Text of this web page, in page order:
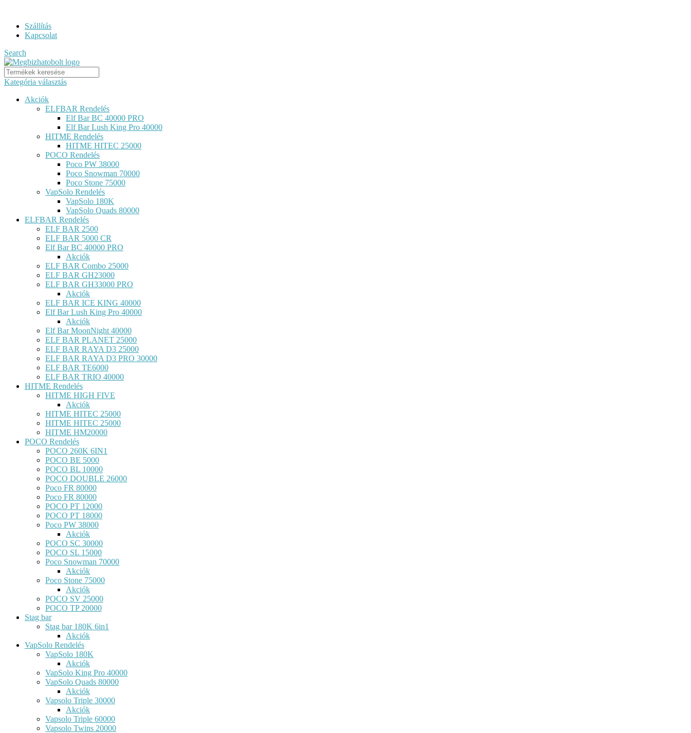
Szállítás
Kapcsolat
Search
Kategória választás
Akciók
ELFBAR Rendelés
Elf Bar BC 40000 PRO
Elf Bar Lush King Pro 40000
HITME Rendelés
HITME HITEC 25000
POCO Rendelés
Poco PW 38000
Poco Snowman 70000
Poco Stone 75000
VapSolo Rendelés
VapSolo 180K
VapSolo Quads 80000
ELFBAR Rendelés
ELF BAR 2500
ELF BAR 5000 CR
Elf Bar BC 40000 PRO
Akciók
ELF BAR Combo 25000
ELF BAR GH23000
ELF BAR GH33000 PRO
Akciók
ELF BAR ICE KING 40000
Elf Bar Lush King Pro 40000
Akciók
Elf Bar MoonNight 40000
ELF BAR PLANET 25000
ELF BAR RAYA D3 25000
ELF BAR RAYA D3 PRO 30000
ELF BAR TE6000
ELF BAR TRIO 40000
HITME Rendelés
HITME HIGH FIVE
Akciók
HITME HITEC 25000
HITME HITEC 25000
HITME HM20000
POCO Rendelés
POCO 260K 6IN1
POCO BE 5000
POCO BL 10000
POCO DOUBLE 26000
Poco FR 80000
Poco FR 80000
POCO PT 12000
POCO PT 18000
Poco PW 38000
Akciók
POCO SC 30000
POCO SL 15000
Poco Snowman 70000
Akciók
Poco Stone 75000
Akciók
POCO SV 25000
POCO TP 20000
Stag bar
Stag bar 180K 6in1
Akciók
VapSolo Rendelés
VapSolo 180K
Akciók
VapSolo King Pro 40000
VapSolo Quads 80000
Akciók
Vapsolo Triple 30000
Akciók
Vapsolo Triple 60000
Vapsolo Twins 20000